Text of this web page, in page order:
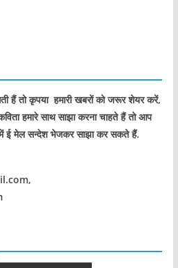
हैं तो कृपया हमारी खबरों को जरूर शेयर करें,
हमारे साथ साझा करना चाहते हैं तो आप
ई मेल सन्देश भेजकर साझा कर सकते हैं.